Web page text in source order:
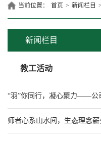
当前位置： 首页 > 新闻栏目 >
新闻栏目
教工活动